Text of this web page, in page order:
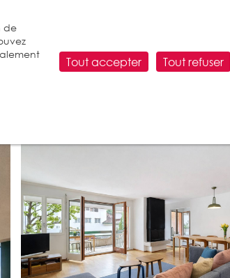
de
Tout accepter Tout refuser